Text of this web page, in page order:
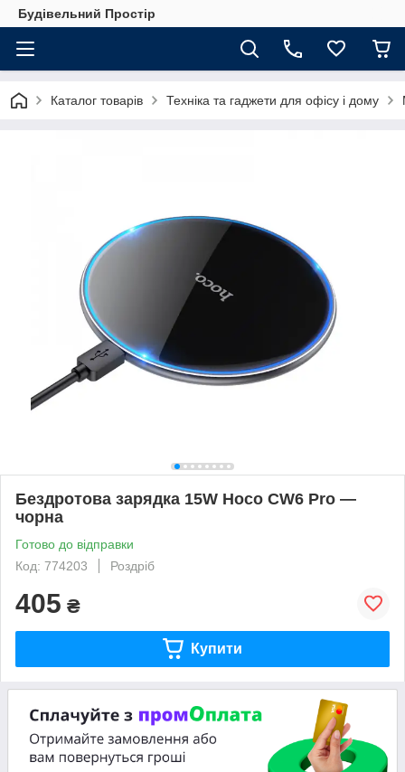
Будівельний Простір
Каталог товарів Техніка та гаджети для офісу і дому
Бездротова зарядка 15W Hoco CW6 Pro —
чорна
Готово до відправки
Код: 774203
Роздріб
405 ₴
Купити